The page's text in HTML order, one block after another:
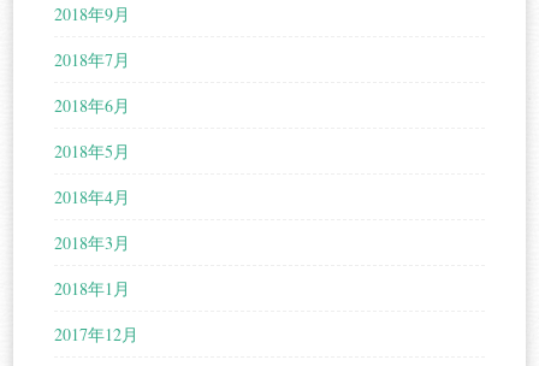
2018年9月
2018年7月
2018年6月
2018年5月
2018年4月
2018年3月
2018年1月
2017年12月